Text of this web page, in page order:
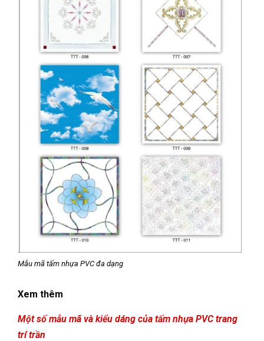
Mẫu mã tấm nhựa PVC đa dạng
Xem thêm
Một số mẫu mã và kiểu dáng của tấm nhựa PVC trang
trí trần